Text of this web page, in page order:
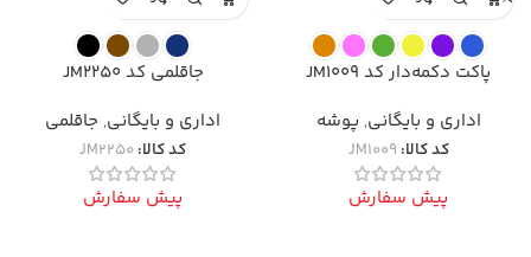
پاکت دکمه‌دار کد JM1009
اداری و بایگانی, پوشه
کد کالا: JM1009
پیش سفارش
جاقلمی کد JM2250
اداری و بایگانی, جاقلمی
کد کالا:JM2250
پیش سفارش